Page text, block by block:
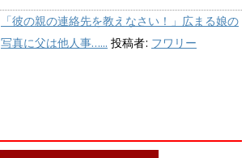
「彼の親の連絡先を教えなさい！」広まる娘の
写真に父は他人事…... 投稿者: フワリー